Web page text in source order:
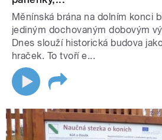
Měnínská brána na dolním konci
jediným dochovaným dobovým
Dnes slouží historická budova
hraček. To tvoří e...